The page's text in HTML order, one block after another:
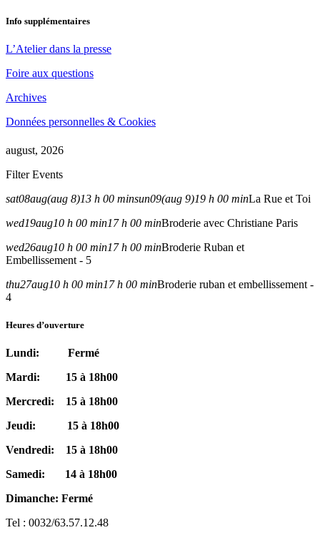
Info supplémentaires
L’Atelier dans la presse
Foire aux questions
Archives
Données personnelles & Cookies
august, 2026
Filter Events
sat08aug(aug 8)13 h 00 minsun09(aug 9)19 h 00 minLa Rue et Toi
wed19aug10 h 00 min17 h 00 minBroderie avec Christiane Paris
wed26aug10 h 00 min17 h 00 minBroderie Ruban et
Embellissement - 5
thu27aug10 h 00 min17 h 00 minBroderie ruban et embellissement -
4
Heures d’ouverture
Lundi: Fermé
Mardi: 15 à 18h00
Mercredi: 15 à 18h00
Jeudi: 15 à 18h00
Vendredi: 15 à 18h00
Samedi: 14 à 18h00
Dimanche: Fermé
Tel : 0032/63.57.12.48